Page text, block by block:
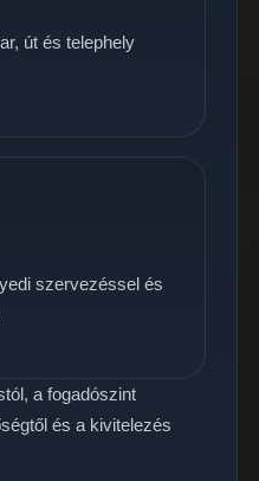
út és telephely
szervezéssel és
a fogadószint
és a kivitelezés